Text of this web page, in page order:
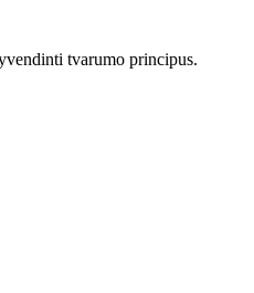
tvarumo principus.